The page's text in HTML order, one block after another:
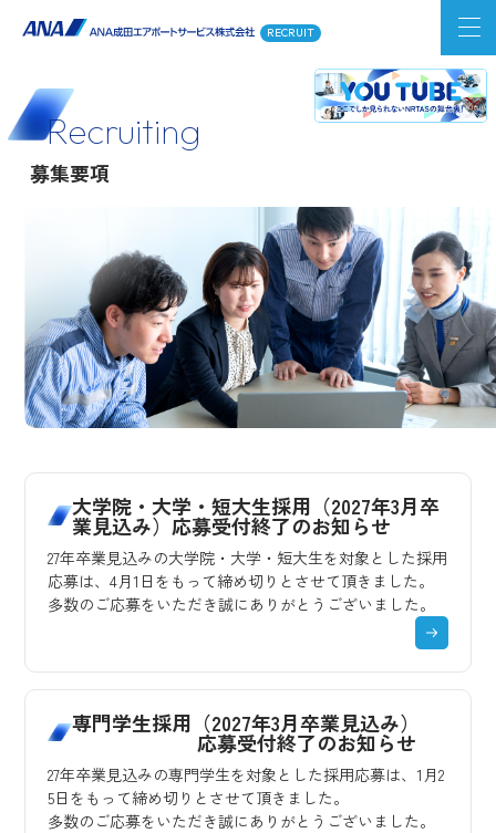
RECRUIT
Recruiting
募集要項
大学院・大学・短大生採用（2027年3月卒
業見込み）応募受付終了のお知らせ
27年卒業見込みの大学院・大学・短大生を対象とした採用
応募は、4月1日をもって締め切りとさせて頂きました。
多数のご応募をいただき誠にありがとうございました。
専門学生採用（2027年3月卒業見込み）
応募受付終了のお知らせ
27年卒業見込みの専門学生を対象とした採用応募は、1月2
5日をもって締め切りとさせて頂きました。
多数のご応募をいただき誠にありがとうございました。